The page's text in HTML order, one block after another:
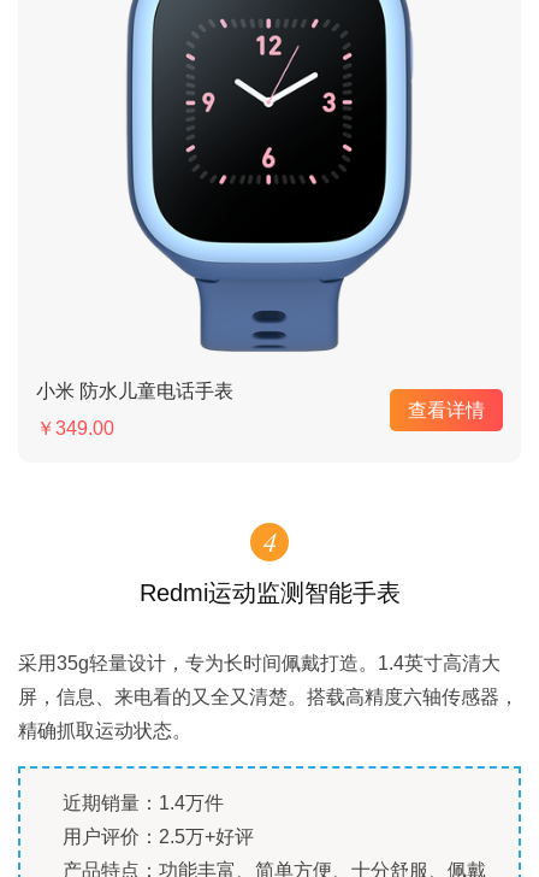
小米 防水儿童电话手表
￥349.00
查看详情
4
Redmi运动监测智能手表
采用35g轻量设计，专为长时间佩戴打造。1.4英寸高清大
屏，信息、来电看的又全又清楚。搭载高精度六轴传感器，
精确抓取运动状态。
近期销量：1.4万件
用户评价：2.5万+好评
产品特点：功能丰富、简单方便、十分舒服、佩戴